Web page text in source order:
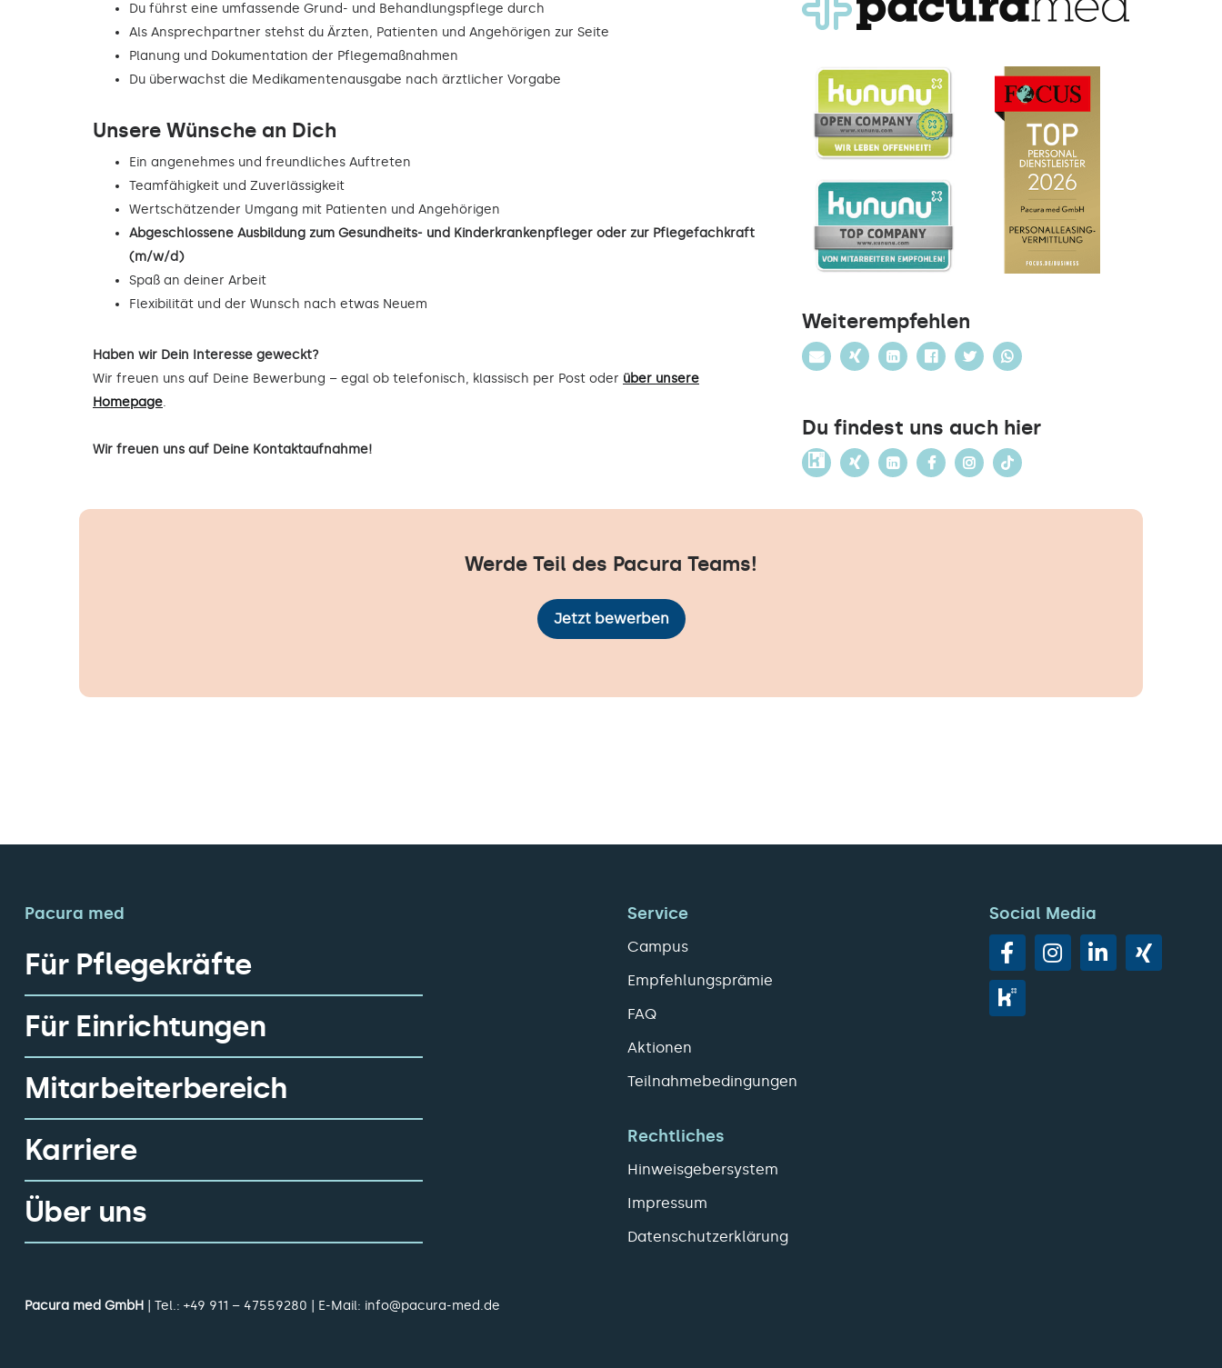
Du führst eine umfassende Grund- und Behandlungspflege durch
Als Ansprechpartner stehst du Ärzten, Patienten und Angehörigen zur Seite
Planung und Dokumentation der Pflegemaßnahmen
Du überwachst die Medikamentenausgabe nach ärztlicher Vorgabe
Unsere Wünsche an Dich
Ein angenehmes und freundliches Auftreten
Teamfähigkeit und Zuverlässigkeit
Wertschätzender Umgang mit Patienten und Angehörigen
Abgeschlossene Ausbildung zum Gesundheits- und Kinderkrankenpfleger oder zur Pflegefachkraft
(m/w/d)
Spaß an deiner Arbeit
Flexibilität und der Wunsch nach etwas Neuem
Haben wir Dein Interesse geweckt?
Wir freuen uns auf Deine Bewerbung – egal ob telefonisch, klassisch per Post oder über unsere
Homepage.
Wir freuen uns auf Deine Kontaktaufnahme!
Weiterempfehlen
Du findest uns auch hier
Werde Teil des Pacura Teams!
Jetzt bewerben
Pacura med
Für Pflegekräfte
Für Einrichtungen
Mitarbeiterbereich
Karriere
Über uns
Service
Campus
Empfehlungsprämie
FAQ
Aktionen
Teilnahmebedingungen
Rechtliches
Hinweisgebersystem
Impressum
Datenschutzerklärung
Social Media
Pacura med GmbH | Tel.: +49 911 – 47559280 | E-Mail: info@pacura-med.de